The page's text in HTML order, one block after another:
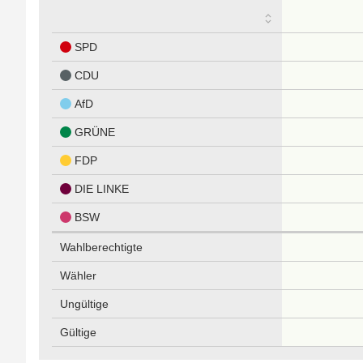
SPD
CDU
AfD
GRÜNE
FDP
DIE LINKE
BSW
Wahlberechtigte
Wähler
Ungültige
Gültige